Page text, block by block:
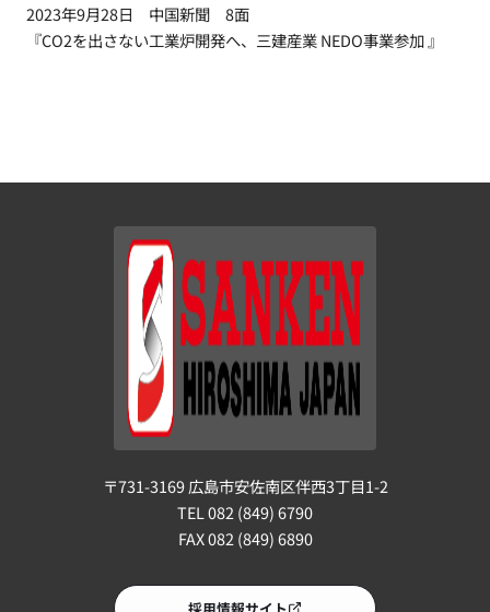
2023年9月28日 中国新聞 8面
『CO2を出さない工業炉開発へ、三建産業 NEDO事業参加 』
〒731-3169 広島市安佐南区伴西3丁目1-2
TEL 082 (849) 6790
FAX 082 (849) 6890
採用情報サイト